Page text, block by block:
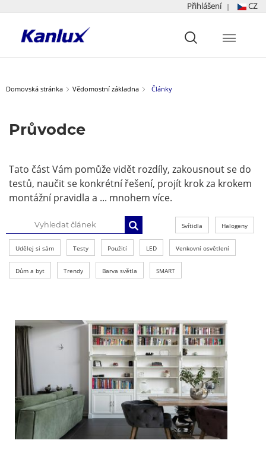
Přihlášení | CZ
główna
Domovská stránka Vědomostní základna Články
Průvodce
Tato část Vám pomůže vidět rozdíly, zakousnout se do
testů, naučit se konkrétní řešení, projít krok za krokem
montážní pravidla a ... mnohem více.
Svítidla Halogeny
Udělej si sám Testy Použití LED Venkovní osvětlení
Dům a byt Trendy Barva světla SMART